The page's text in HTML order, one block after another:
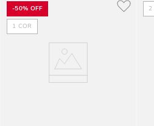
-50% OFF
1 COR
2